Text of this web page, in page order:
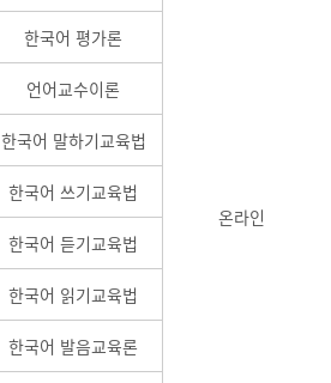
온라인
한국어 평가론
언어교수이론
한국어 말하기교육법
한국어 쓰기교육법
한국어 듣기교육법
한국어 읽기교육법
한국어 발음교육론